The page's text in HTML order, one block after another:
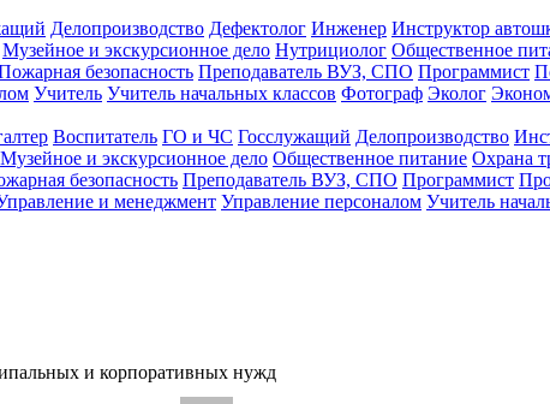
Делопроизводство Дефектолог Инженер Инструктор
Музейное и экскурсионное дело Нутрициолог Общественное
безопасность Преподаватель ВУЗ, СПО Программист
Учитель Учитель начальных классов Фотограф Эколог
Воспитатель ГО и ЧС Госслужащий Делопроизводство
Музейное и экскурсионное дело Общественное питание Охрана
безопасность Преподаватель ВУЗ, СПО Программист
и менеджмент Управление персоналом Учитель
и корпоративных нужд